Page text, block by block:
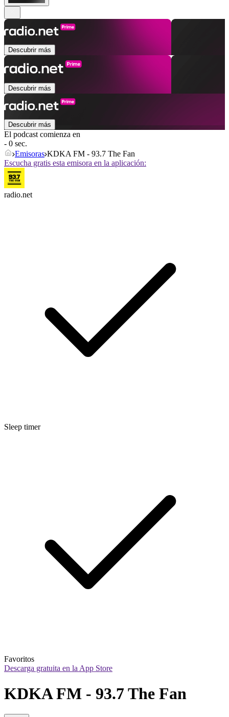
Descubrir más
Descubrir más
Descubrir más
El podcast comienza en
- 0 sec.
Emisoras KDKA FM - 93.7 The Fan
Escucha gratis esta emisora en la aplicación:
radio.net
Sleep timer
Favoritos
Descarga gratuita en la App Store
KDKA FM - 93.7 The Fan